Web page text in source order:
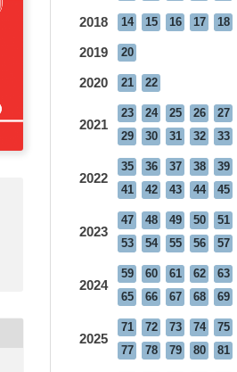
2018 14 15 16 17 18
2019 20
2020 21 22
2021
23 24 25 26 27
29
30 31 32 33
2022
35 36 37 38 39
41
42 43 44 45
2023
47 48 49 50 51
53
54 55 56 57
2024
59 60 61 62 63
65
66 67 68 69
2025
71 72 73 74 75
77
78 79 80 81